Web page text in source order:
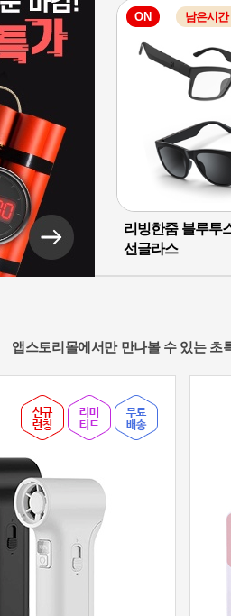
ON 남은시간
%
리빙한줌 블루투
선글라스
앱스토리몰에서만 만나볼 수 있는 초